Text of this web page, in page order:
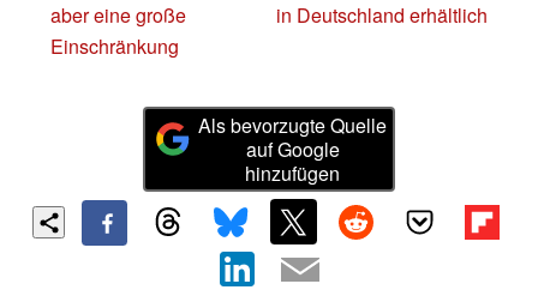
aber eine große
Einschränkung
in Deutschland erhältlich
Als bevorzugte Quelle
auf Google
hinzufügen